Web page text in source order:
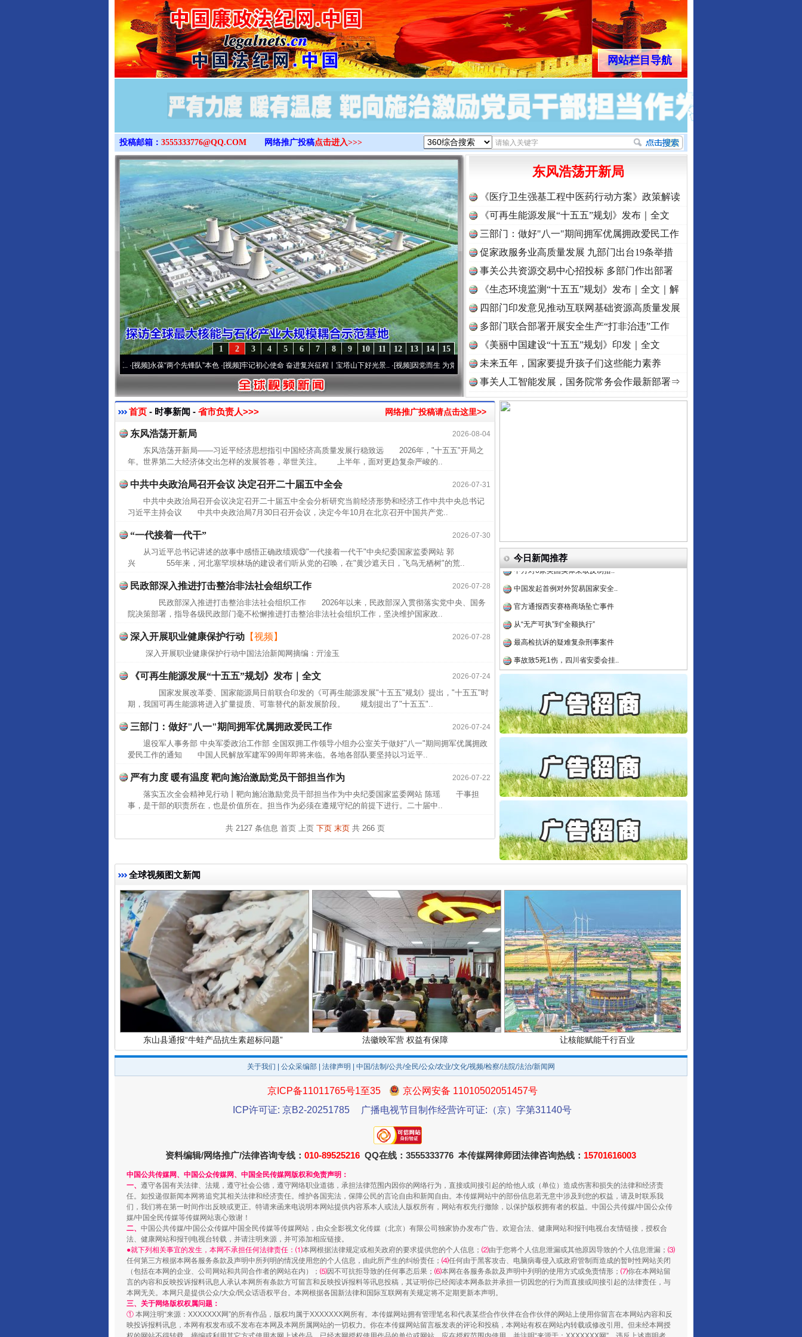
>
网站栏目导航
投稿邮箱： 3555333776@QQ.COM 网络推广投稿点击进入>>>
15
14
13
12
11
10
9
8
7
6
5
4
3
2
1
永葆“两个先锋队”本色·[视频]牢记初心使命 奋进复兴征程丨宝塔山下好光景..·[视频]因党而生 为党而战——百年“纪”事⑧加强纪律..·[视频]牢记初心使命 奋进复兴征程丨“转折之城”激荡..
东风浩荡开新局
《医疗卫生强基工程中医药行动方案》政策解读
《可再生能源发展“十五五”规划》发布｜全文
三部门：做好"八一"期间拥军优属拥政爱民工作
促家政服务业高质量发展 九部门出台19条举措
事关公共资源交易中心招投标 多部门作出部署
《生态环境监测“十五五”规划》发布｜全文｜解
读
四部门印发意见推动互联网基础资源高质量发展
多部门联合部署开展安全生产“打非治违”工作
《美丽中国建设“十五五”规划》印发｜全文
未来五年，国家要提升孩子们这些能力素养
事关人工智能发展，国务院常务会作最新部署⇒
首页 - 时事新闻 - 省市负责人>>> 网络推广投稿请点击这里>>
2026-08-04
东风浩荡开新局
东风浩荡开新局——习近平经济思想指引中国经济高质量发展行稳致远 2026年，"十五五"开局之
年。世界第二大经济体交出怎样的发展答卷，举世关注。 上半年，面对更趋复杂严峻的..
2026-07-31
中共中央政治局召开会议 决定召开二十届五中全会
中共中央政治局召开会议决定召开二十届五中全会分析研究当前经济形势和经济工作中共中央总书记
习近平主持会议 中共中央政治局7月30日召开会议，决定今年10月在北京召开中国共产党..
2026-07-30
“一代接着一代干”
从习近平总书记讲述的故事中感悟正确政绩观⑬"一代接着一代干"中央纪委国家监委网站 郭
兴 55年来，河北塞罕坝林场的建设者们听从党的召唤，在"黄沙遮天日，飞鸟无栖树"的荒..
2026-07-28
民政部深入推进打击整治非法社会组织工作
民政部深入推进打击整治非法社会组织工作 2026年以来，民政部深入贯彻落实党中央、国务
院决策部署，指导各级民政部门毫不松懈推进打击整治非法社会组织工作，坚决维护国家政..
2026-07-28
深入开展职业健康保护行动 【视频】
深入开展职业健康保护行动中国法治新闻网摘编：亓淦玉
2026-07-24
《可再生能源发展“十五五”规划》发布｜全文
国家发展改革委、国家能源局日前联合印发的《可再生能源发展"十五五"规划》提出，"十五五"时
期，我国可再生能源将进入扩量提质、可靠替代的新发展阶段。 规划提出了"十五五"..
2026-07-24
三部门：做好"八一"期间拥军优属拥政爱民工作
退役军人事务部 中央军委政治工作部 全国双拥工作领导小组办公室关于做好"八一"期间拥军优属拥政
爱民工作的通知 中国人民解放军建军99周年即将来临。各地各部队要坚持以习近平..
2026-07-22
严有力度 暖有温度 靶向施治激励党员干部担当作为
落实五次全会精神见行动丨靶向施治激励党员干部担当作为中央纪委国家监委网站 陈瑶 干事担
事，是干部的职责所在，也是价值所在。担当作为必须在遵规守纪的前提下进行。二十届中..
共 2127 条信息 首页 上页 下页 末页共 266 页
今日新闻推荐
中方对6家美国实体采取反制措..
中国发起首例对外贸易国家安全..
官方通报西安赛格商场坠亡事件
从“无产可执”到“全额执行”
最高检抗诉的疑难复杂刑事案件
事故致5死1伤，四川省安委会挂..
四川10家县级农商行获批解散
一纸欠条伤亲情 巡回调解促和..
26万保费，离婚时为何要分走一..
杨天誉，不得录用为公务员
四川省公安厅征集新型黑恶违法..
中方对6家美国实体采取反制措..
中国发起首例对外贸易国家安全..
官方通报西安赛格商场坠亡事件
从“无产可执”到“全额执行”
最高检抗诉的疑难复杂刑事案件
四川10家县级农商行获批解散
全球视频图文新闻
完善运行机制助力责任有效落实
东山县通报“牛蛙产品抗生素超标问题” 法徽映军营 权益有保障 让核能赋能千行百业
千年窑火 生生不息 一批国家标准开始实施 从数据变化看反腐深化
关于我们 公众采编部 法律声明 | 中国/法制/公共/全民/公众/农业/文化/视频/检察/法院/法治/新闻网
京ICP备11011765号1至35
京公网安备 11010502051457号
ICP许可证: 京B2-20251785
广播电视节目制作经营许可证:（京）字第31140号
资料编辑/网络推广/法律咨询专线： 010-89525216 QQ在线：3555333776 本传媒网律师团法律咨询热线： 15701616003
中国公共传媒网、中国公众传媒网、中国全民传媒网版权和免责声明：
一、 遵守各国有关法律、法规，遵守社会公德，遵守网络职业道德，承担法律范围内因你的网络行为，直接或间接引起的给他人或（单位）造成伤害和损失的法律和经济责
任。如投递假新闻本网将追究其相关法律和经济责任。维护各国宪法，保障公民的言论自由和新闻自由。本传媒网站中的部份信息若无意中涉及到您的权益，请及时联系我
们，我们将在第一时间作出反映或更正。特请来函来电说明本网站提供内容系本人或法人版权所有，网站有权先行撤除，以保护版权拥有者的权益。中国公共传媒/中国公众传
媒/中国全民传媒等传媒网站衷心致谢！
二、 中国公共传媒/中国公众传媒/中国全民传媒等传媒网站，由众全影视文化传媒（北京）有限公司独家协办发布广告。欢迎合法、健康网站和报刊电视台友情链接，授权合
法、健康网站和报刊电视台转载，并请注明来源，并可添加相应链接。
●就下列相关事宜的发生，本网不承担任何法律责任：⑴本网根据法律规定或相关政府的要求提供您的个人信息； ⑵由于您将个人信息泄漏或其他原因导致的个人信息泄漏； ⑶
任何第三方根据本网各服务条款及声明中所列明的情况使用您的个人信息，由此所产生的纠纷责任； ⑷任何由于黑客攻击、电脑病毒侵入或政府管制而造成的暂时性网站关闭
（包括在本网的企业、公司网站和共同合作者的网站在内）； ⑸因不可抗拒导致的任何事态后果； ⑹本网在各服务条款及声明中列明的使用方式或免责情形； ⑺你在本网站留
言的内容和反映投诉报料讯息人承认本网所有条款方可留言和反映投诉报料等讯息投稿，其证明你已经阅读本网条款并承担一切因您的行为而直接或间接引起的法律责任，与
本网无关。本网只是提供公众/大众/民众话语权平台。本网根据各国新法律和国际互联网有关规定将不定期更新本声明。
三、关于网络版权权属问题：
① 本网注明“来源：XXXXXXX网”的所有作品，版权均属于XXXXXXX网所有。本传媒网站拥有管理笔名和代表某些合作伙伴在合作伙伴的网站上使用你留言在本网站内容和反
映投诉报料讯息，本网有权发布或不发布在本网及本网所属网站的一切权力。你在本传媒网站留言板发表的评论和投稿，本网站有权在网站内转载或修改引用。但未经本网授